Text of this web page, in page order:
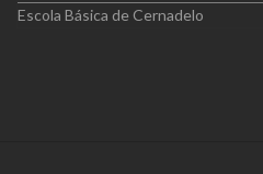
Escola Básica de Cernadelo